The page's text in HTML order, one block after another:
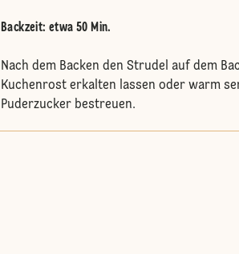
Backzeit: etwa 50 Min.
Nach dem Backen den Strudel auf dem
Kuchenrost erkalten lassen oder warm
Puderzucker bestreuen.